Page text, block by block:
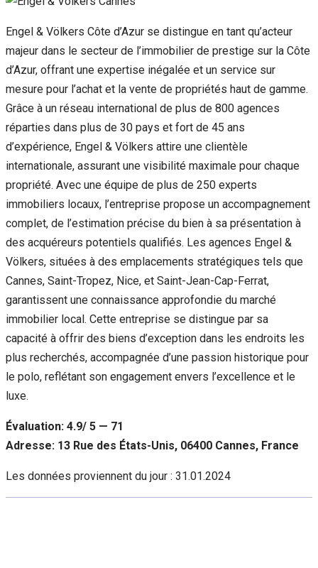
Engel & Völkers Côte d’Azur se distingue en tant qu’acteur
majeur dans le secteur de l’immobilier de prestige sur la Côte
d’Azur, offrant une expertise inégalée et un service sur
mesure pour l’achat et la vente de propriétés haut de gamme.
Grâce à un réseau international de plus de 800 agences
réparties dans plus de 30 pays et fort de 45 ans
d’expérience, Engel & Völkers attire une clientèle
internationale, assurant une visibilité maximale pour chaque
propriété. Avec une équipe de plus de 250 experts
immobiliers locaux, l’entreprise propose un accompagnement
complet, de l’estimation précise du bien à sa présentation à
des acquéreurs potentiels qualifiés. Les agences Engel &
Völkers, situées à des emplacements stratégiques tels que
Cannes, Saint-Tropez, Nice, et Saint-Jean-Cap-Ferrat,
garantissent une connaissance approfondie du marché
immobilier local. Cette entreprise se distingue par sa
capacité à offrir des biens d’exception dans les endroits les
plus recherchés, accompagnée d’une passion historique pour
le polo, reflétant son engagement envers l’excellence et le
luxe.
Évaluation: 4.9/ 5 — 71
Adresse: 13 Rue des États-Unis, 06400 Cannes, France
Les données proviennent du jour : 31.01.2024